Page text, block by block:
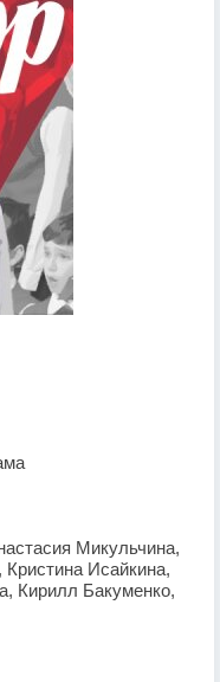
Микульчина,
Исайкина,
Кирилл Бакуменко,